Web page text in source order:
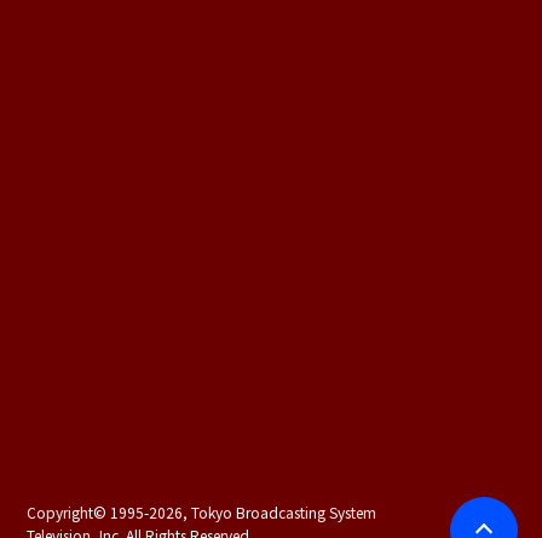
Copyright© 1995-2026, Tokyo Broadcasting System